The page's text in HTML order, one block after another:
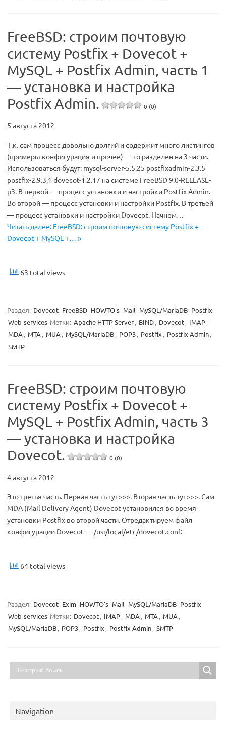
FreeBSD: строим почтовую
систему Postfix + Dovecot +
MySQL + Postfix Admin, часть 1
— установка и настройка
Postfix Admin.
0 (0)
5 августа 2012
Т.к. сам процесс довольно долгий и содержит много листингов
(примеры конфигурация и прочее) — то разделен на 3 части.
Использоваться будут: mysql-server-5.5.25 postfixadmin-2.3.5
postfix-2.9.3,1 dovecot-1.2.17 на системе FreeBSD 9.0-RELEASE-
p3. В первой — процесс установки и настройки Postfix Admin.
Во второй — процесс установки и настройки Postfix. В третьей
— процесс установки и настройки Dovecot. Начнем…
Читать далее: FreeBSD: строим почтовую систему Postfix +
Dovecot + MySQL +… »
63 total views
Раздел: Dovecot FreeBSD HOWTO's Mail MySQL/MariaDB Postfix
Web-services Метки: Apache HTTP Server, BIND, Dovecot, IMAP,
MDA, MTA, MUA, MySQL/MariaDB, POP3, Postfix, Postfix Admin,
SMTP
FreeBSD: строим почтовую
систему Postfix + Dovecot +
MySQL + Postfix Admin, часть 3
— установка и настройка
Dovecot.
0 (0)
4 августа 2012
Это третья часть. Первая часть тут>>>. Вторая часть тут>>>. Сам
MDA (Mail Delivery Agent) Dovecot установился во время
установки Postfix во второй части. Отредактируем файл
конфигурации Dovecot — /usr/local/etc/dovecot.conf:
64 total views
Раздел: Dovecot Exim HOWTO's Mail MySQL/MariaDB Postfix
Web-services Метки: Dovecot, IMAP, MDA , MTA , MUA ,
MySQL/MariaDB, POP3, Postfix , Postfix Admin, SMTP
Navigation